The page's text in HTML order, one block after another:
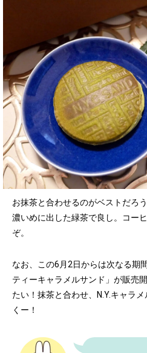
お抹茶と合わせるのがベストだろ
濃いめに出した緑茶で良し。コー
ぞ。
なお、この6月2日からは次なる期
ティーキャラメルサンド」が販売
たい！抹茶と合わせ、N.Y.キャラ
くー！